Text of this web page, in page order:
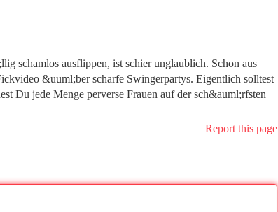
schamlos ausflippen, ist schier unglaublich. Schon aus
&uuml;ber scharfe Swingerpartys. Eigentlich solltest
Du jede Menge perverse Frauen auf der sch&auml;rfsten
Report this page